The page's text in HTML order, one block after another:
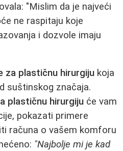
"Mislim da je najveći
ne raspitaju koje
i dozvole imaju
za plastičnu hirurgiju koja
suštinskog značaja.
plastičnu hirurgiju će vam
pokazati primere
računa o vašem komforu
"Najbolje mi je kad